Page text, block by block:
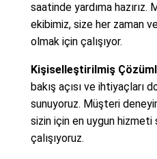
saatinde yardıma
ekibimiz, size her zaman
olmak için çalışıyor.
Kişiselleştirilmiş
bakış açısı ve ihtiyaçları
sunuyoruz. Müşteri
sizin için en uygun hizmeti
çalışıyoruz.